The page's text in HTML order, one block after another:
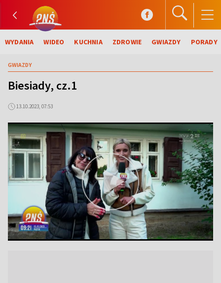
WYDANIA WIDEO KUCHNIA ZDROWIE GWIAZDY PORADY
GWIAZDY
Biesiady, cz.1
13.10.2023, 07:53